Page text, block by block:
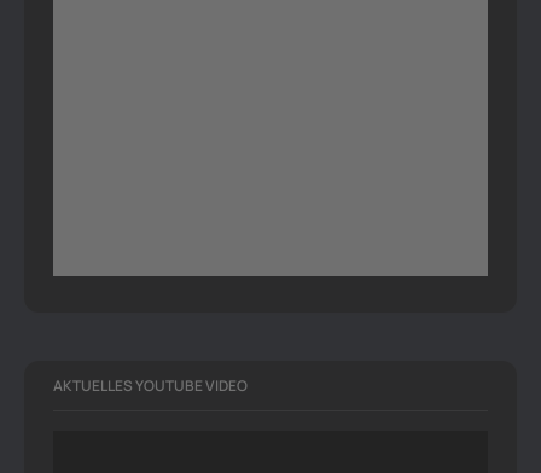
AKTUELLES YOUTUBE VIDEO